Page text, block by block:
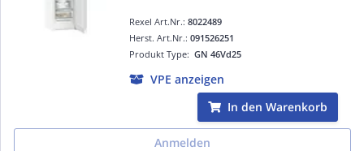
Rexel Art.Nr.:8022489
Produkt Type:GN 46Vd25
Herst. Art.Nr.:091526251
VPE anzeigen
In den Warenkorb
Anmelden